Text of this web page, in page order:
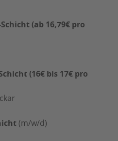
(ab 16,79€ pro
(16€ bis 17€ pro
(m/w/d)